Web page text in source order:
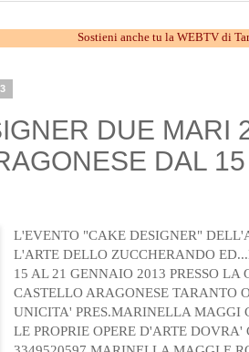
Sostieni anche tu la WEBTV di Taranto.
DUE MARI
DAL
L'EVENTO "CAKE DESIGNER"
L'ARTE DELLO ZUCCHERANDO
15 AL 21 GENNAIO 2013 PRESSO LA
CASTELLO ARAGONESE TARANTO
UNICITA' PRES.MARINELLA MAGGI
LE PROPRIE OPERE D'ARTE DOVRA'